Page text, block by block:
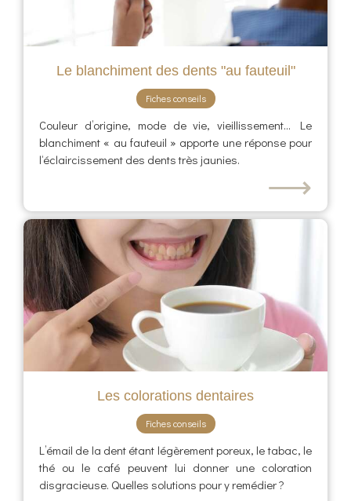
Le blanchiment des dents "au fauteuil"
Fiches conseils
Couleur d’origine, mode de vie, vieillissement... Le
blanchiment « au fauteuil » apporte une réponse pour
l‘éclaircissement des dents très jaunies.
⟶
Les colorations dentaires
Fiches conseils
L’émail de la dent étant légèrement poreux, le tabac, le
thé ou le café peuvent lui donner une coloration
disgracieuse. Quelles solutions pour y remédier ?